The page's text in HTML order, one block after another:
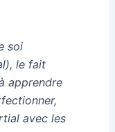
soi
le fait
apprendre
avec les